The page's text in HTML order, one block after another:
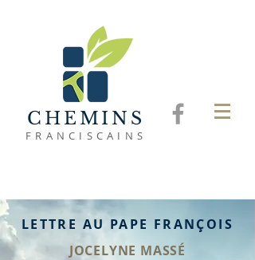
CHEMINS
FRANCISCAINS
LETTRE AU PAPE FRANÇOIS
JOCELYNE MASSÉ